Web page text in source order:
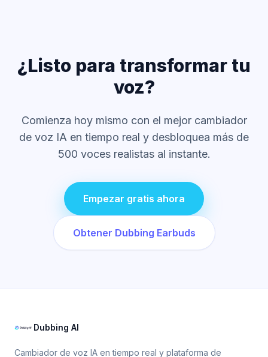
¿Listo para transformar tu
voz?
Comienza hoy mismo con el mejor cambiador
de voz IA en tiempo real y desbloquea más de
500 voces realistas al instante.
Empezar gratis ahora
Obtener Dubbing Earbuds
Dubbing AI
Cambiador de voz IA en tiempo real y plataforma de